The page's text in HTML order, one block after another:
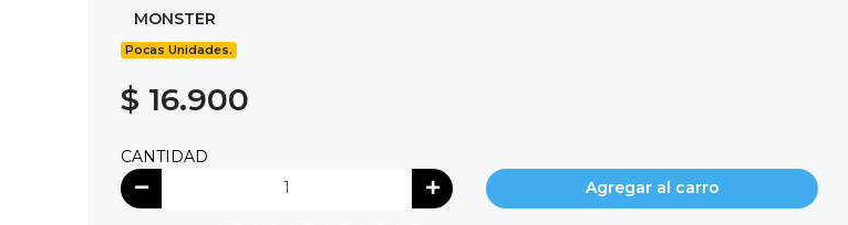
MONSTER
Pocas Unidades.
$ 16.900
CANTIDAD
Agregar al carro